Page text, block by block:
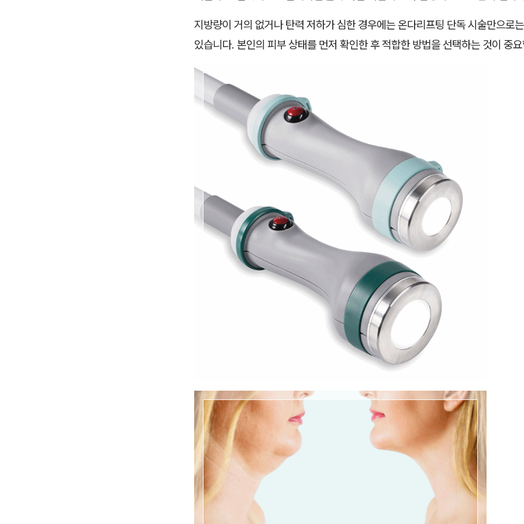
지방량이 거의 없거나 탄력 저하가 심한 경우에는 온다리프팅 단독 시술만으로
있습니다. 본인의 피부 상태를 먼저 확인한 후 적합한 방법을 선택하는 것이 중